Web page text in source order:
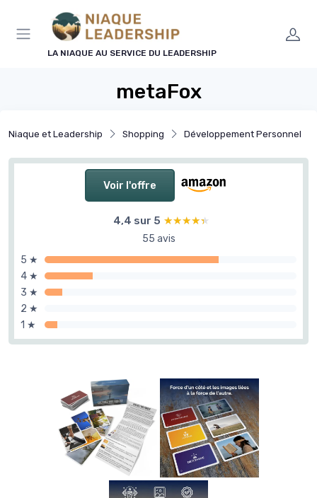
LA NIAQUE AU SERVICE DU LEADERSHIP
metaFox
Niaque et Leadership Shopping Développement Personnel
Voir l'offre
4,4 sur 5 ★★★★★
★★★★★
55 avis
5 ★
4 ★
3 ★
2 ★
1 ★